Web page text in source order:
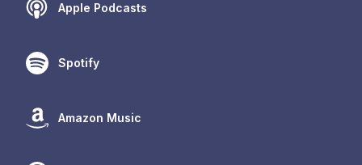
Apple Podcasts
Spotify
Amazon Music